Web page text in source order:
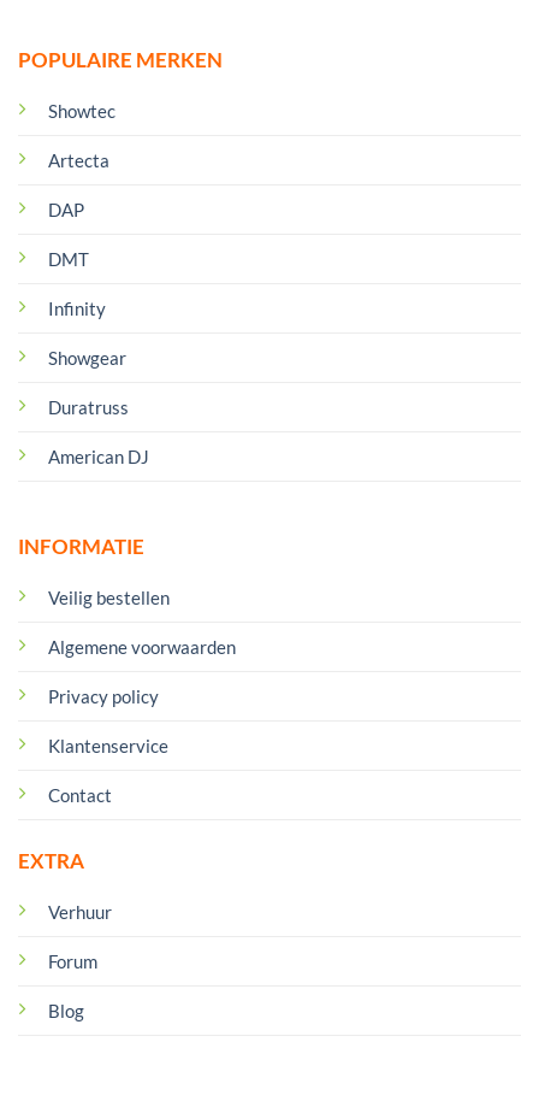
POPULAIRE MERKEN
Showtec
Artecta
DAP
DMT
Infinity
Showgear
Duratruss
American DJ
INFORMATIE
Veilig bestellen
Algemene voorwaarden
Privacy policy
Klantenservice
Contact
EXTRA
Verhuur
Forum
Blog